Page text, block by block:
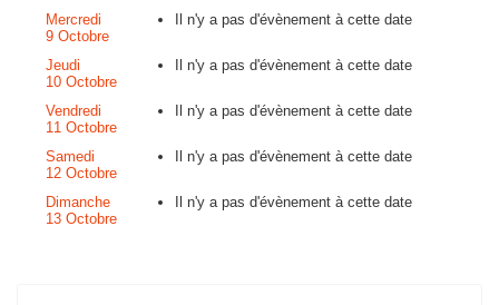
Mercredi
9 Octobre
Il n'y a pas d'évènement à cette date
Jeudi
10 Octobre
Il n'y a pas d'évènement à cette date
Vendredi
11 Octobre
Il n'y a pas d'évènement à cette date
Samedi
12 Octobre
Il n'y a pas d'évènement à cette date
Dimanche
13 Octobre
Il n'y a pas d'évènement à cette date